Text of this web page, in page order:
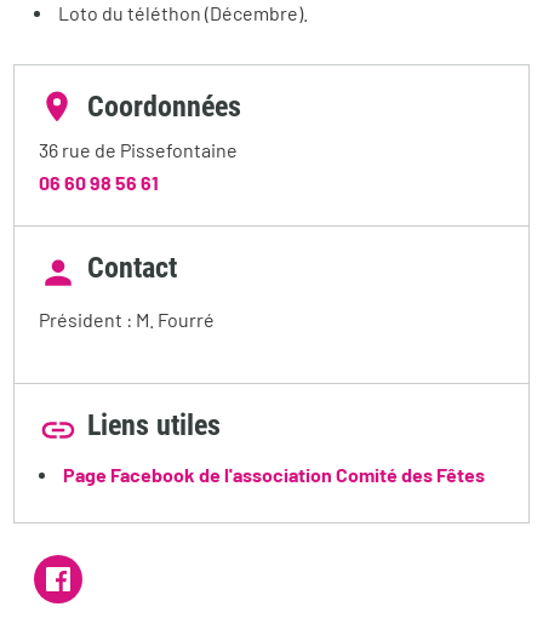
Loto du téléthon (Décembre).
Coordonnées
36 rue de Pissefontaine
06 60 98 56 61
Contact
Président : M. Fourré
Liens utiles
Page Facebook de l'association Comité des Fêtes